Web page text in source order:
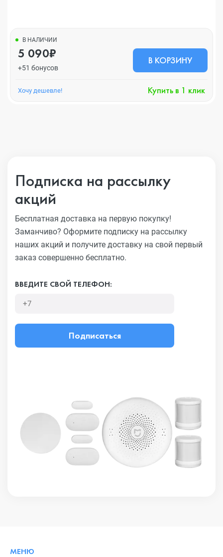
В НАЛИЧИИ
5 090₽
+51 бонусов
В КОРЗИНУ
Хочу дешевле! Купить в 1 клик
Подписка на рассылку
акций
Бесплатная доставка на первую покупку!
Заманчиво? Оформите подписку на рассылку
наших акций и получите доставку на свой первый
заказ совершенно бесплатно.
ВВЕДИТЕ СВОЙ ТЕЛЕФОН:
Подписаться
МЕНЮ